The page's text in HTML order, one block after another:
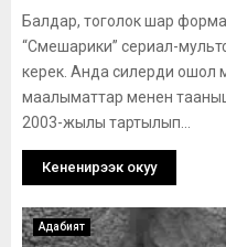
Балдар, тоголок шар
“Смешарики” сериал-
керек. Анда силерди ошол
маалыматтар менен
2003-жылы тартылып...
Кененирээк окуу
Адабият